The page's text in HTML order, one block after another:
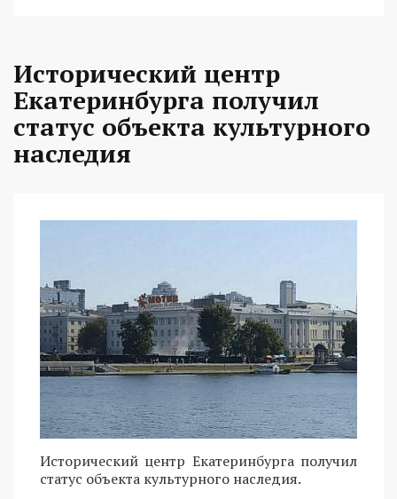
Исторический центр
Екатеринбурга получил
статус объекта культурного
наследия
Исторический центр Екатеринбурга получил
статус объекта культурного наследия.